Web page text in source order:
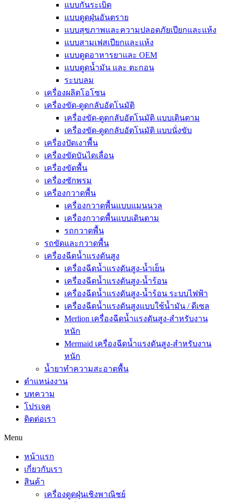
แบบกันระเบิด
แบบดูดฝุ่นอันตราย
แบบสุขภาพและความปลอดภัยเปียกและแห้ง
แบบสามเฟสเปียกและแห้ง
แบบดูดอาหารยาและ OEM
แบบดูดน้ำมัน และ ตะกอน
ระบบลม
เครื่องผลิตโอโซน
เครื่องขัด-ดูดกลับอัตโนมัติ
เครื่องขัด-ดูดกลับอัตโนมัติ แบบเดินตาม
เครื่องขัด-ดูดกลับอัตโนมัติ แบบนั่งขับ
เครื่องปัดเงาพื้น
เครื่องขัดบันไดเลื่อน
เครื่องขัดพื้น
เครื่องซักพรม
เครื่องกวาดพื้น
เครื่องกวาดพื้นแบบแมนนวล
เครื่องกวาดพื้นแบบเดินตาม
รถกวาดพื้น
รถขัดและกวาดพื้น
เครื่องฉีดน้ำแรงดันสูง
เครื่องฉีดน้ำแรงดันสูง-น้ำเย็น
เครื่องฉีดน้ำแรงดันสูง-น้ำร้อน
เครื่องฉีดน้ำแรงดันสูง-น้ำร้อน ระบบไฟฟ้า
เครื่องฉีดน้ำแรงดันสูงแบบใช้น้ำมัน / ดีเซล
Merlion เครื่องฉีดน้ำแรงดันสูง-สำหรับงาน
หนัก
Mermaid เครื่องฉีดน้ำแรงดันสูง-สำหรับงาน
หนัก
น้ำยาทำความสะอาดพื้น
ตำแหน่งงาน
บทความ
โปรเจค
ติดต่อเรา
Menu
หน้าแรก
เกี่ยวกับเรา
สินค้า
เครื่องดูดฝุ่นเชิงพาณิชย์